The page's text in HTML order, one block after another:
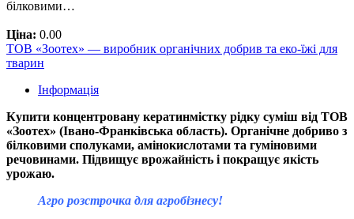
білковими…
Ціна: 0.00
ТОВ «Зоотех» — виробник органічних добрив та еко-їжі для
тварин
Інформація
Купити концентровану кератинмістку рідку суміш від ТОВ
«Зоотех» (Івано-Франківська область). Органічне добриво з
білковими сполуками, амінокислотами та гуміновими
речовинами. Підвищує врожайність і покращує якість
урожаю.
Агро розстрочка для агробізнесу!